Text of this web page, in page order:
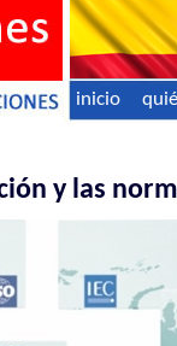
inicio
y las